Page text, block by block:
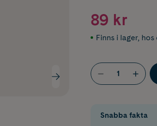
89 kr
Finns i lager, hos
Snabba fakta